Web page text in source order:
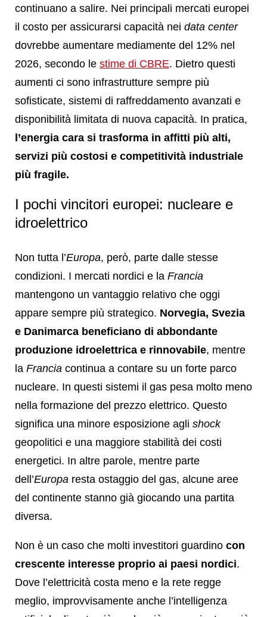
continuano a salire. Nei principali mercati europei
il costo per assicurarsi capacità nei data center
dovrebbe aumentare mediamente del 12% nel
2026, secondo le stime di CBRE. Dietro questi
aumenti ci sono infrastrutture sempre più
sofisticate, sistemi di raffreddamento avanzati e
disponibilità limitata di nuova capacità. In pratica,
l’energia cara si trasforma in affitti più alti,
servizi più costosi e competitività industriale
più fragile.
I pochi vincitori europei: nucleare e
idroelettrico
Non tutta l’Europa, però, parte dalle stesse
condizioni. I mercati nordici e la Francia
mantengono un vantaggio relativo che oggi
appare sempre più strategico. Norvegia, Svezia
e Danimarca beneficiano di abbondante
produzione idroelettrica e rinnovabile, mentre
la Francia continua a contare su un forte parco
nucleare. In questi sistemi il gas pesa molto meno
nella formazione del prezzo elettrico. Questo
significa una minore esposizione agli shock
geopolitici e una maggiore stabilità dei costi
energetici. In altre parole, mentre parte
dell’Europa resta ostaggio del gas, alcune aree
del continente stanno già giocando una partita
diversa.
Non è un caso che molti investitori guardino con
crescente interesse proprio ai paesi nordici.
Dove l’elettricità costa meno e la rete regge
meglio, improvvisamente anche l’intelligenza